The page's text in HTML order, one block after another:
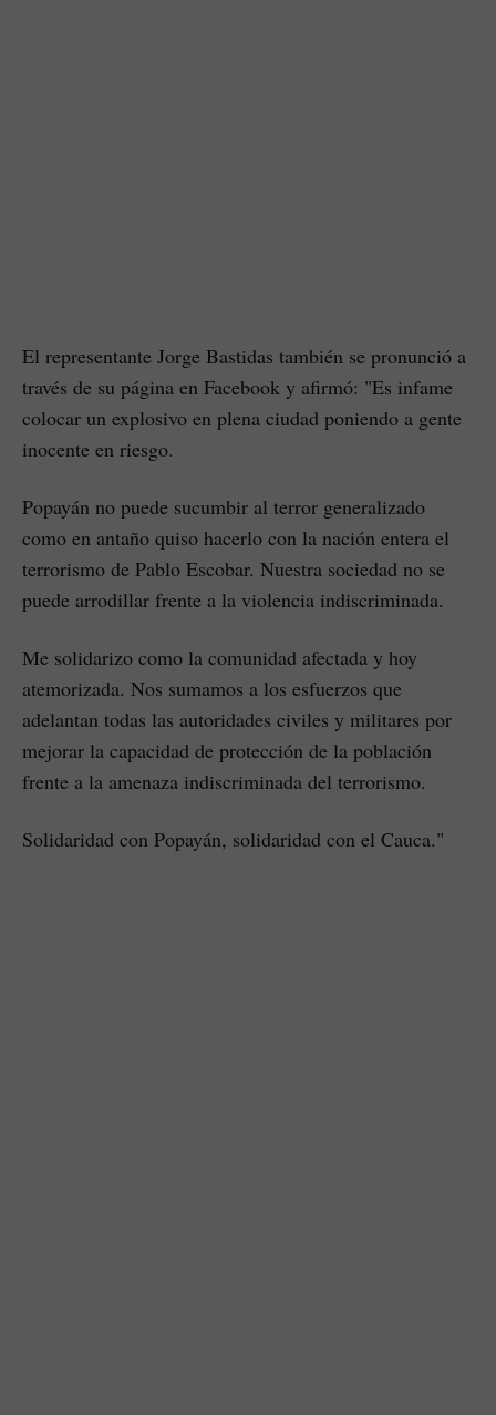
El representante Jorge Bastidas también se pronunció a
través de su página en Facebook y afirmó: "Es infame
colocar un explosivo en plena ciudad poniendo a gente
inocente en riesgo.
Popayán no puede sucumbir al terror generalizado
como en antaño quiso hacerlo con la nación entera el
terrorismo de Pablo Escobar. Nuestra sociedad no se
puede arrodillar frente a la violencia indiscriminada.
Me solidarizo como la comunidad afectada y hoy
atemorizada. Nos sumamos a los esfuerzos que
adelantan todas las autoridades civiles y militares por
mejorar la capacidad de protección de la población
frente a la amenaza indiscriminada del terrorismo.
Solidaridad con Popayán, solidaridad con el Cauca."